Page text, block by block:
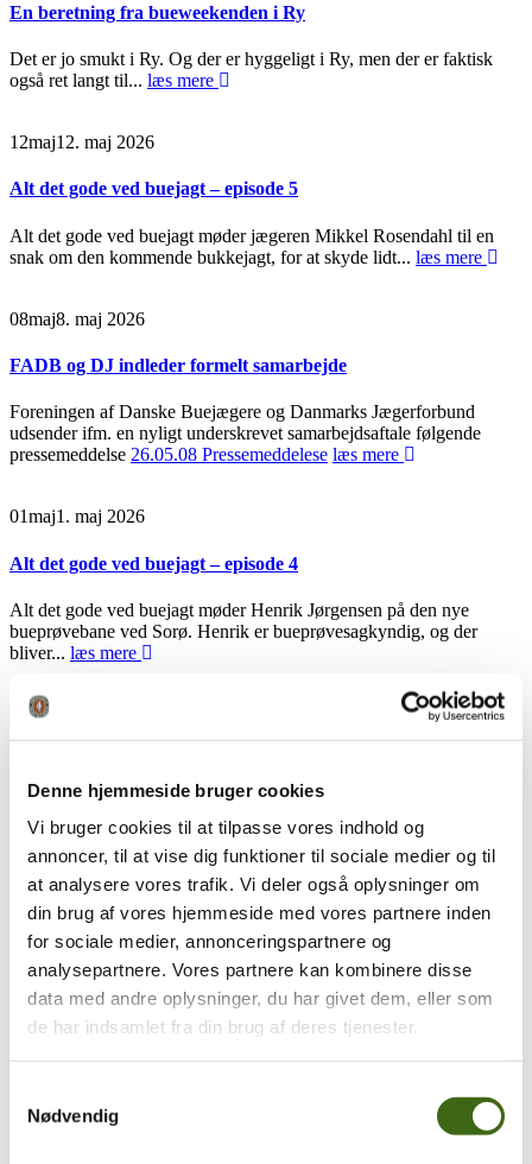
Denne hjemmeside bruger cookies
Vi bruger cookies til at tilpasse vores indhold og
annoncer, til at vise dig funktioner til sociale medier og til
at analysere vores trafik. Vi deler også oplysninger om
din brug af vores hjemmeside med vores partnere inden
for sociale medier, annonceringspartnere og
analysepartnere. Vores partnere kan kombinere disse
data med andre oplysninger, du har givet dem, eller som
de har indsamlet fra din brug af deres tjenester.
Nødvendig
En beretning fra bueweekenden i Ry
Det er jo smukt i Ry. Og der er hyggeligt i Ry, men der er faktisk
også ret langt til... læs mere
12maj12. maj 2026
Alt det gode ved buejagt – episode 5
Alt det gode ved buejagt møder jægeren Mikkel Rosendahl til en
snak om den kommende bukkejagt, for at skyde lidt... læs mere
08maj8. maj 2026
FADB og DJ indleder formelt samarbejde
Foreningen af Danske Buejægere og Danmarks Jægerforbund
udsender ifm. en nyligt underskrevet samarbejdsaftale følgende
pressemeddelse 26.05.08 Pressemeddelese læs mere
01maj1. maj 2026
Alt det gode ved buejagt – episode 4
Alt det gode ved buejagt møder Henrik Jørgensen på den nye
bueprøvebane ved Sorø. Henrik er bueprøvesagkyndig, og der
bliver... læs mere
apr
26.04.25 Referat ordinær GF - signed
2026 læs mere
16apr16. april 2026
Alt det gode ved buejagt
Alt det gode ved buejagt er nu klar med afsnit 3, hvor vi møder
herrergårdsskytten, Thomas Jensen. Det bliver til en... læs mere
10apr10. april 2026
Dansk buejagtkursus i Sverige.